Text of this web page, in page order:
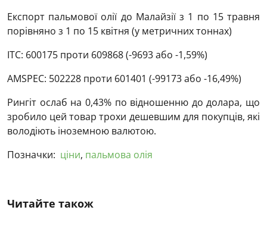
Експорт пальмової олії до Малайзії з 1 по 15 травня
порівняно з 1 по 15 квітня (у метричних тоннах)
ІТС: 600175 проти 609868 (-9693 або -1,59%)
AMSPEC: 502228 проти 601401 (-99173 або -16,49%)
Рингіт ослаб на 0,43% по відношенню до долара, що
зробило цей товар трохи дешевшим для покупців, які
володіють іноземною валютою.
Позначки: ціни, пальмова олія
Читайте також